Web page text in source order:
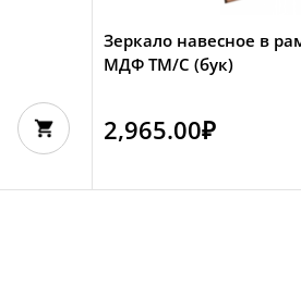
Зеркало навесное в
МДФ ТМ/С (бук)
2,965.00₽